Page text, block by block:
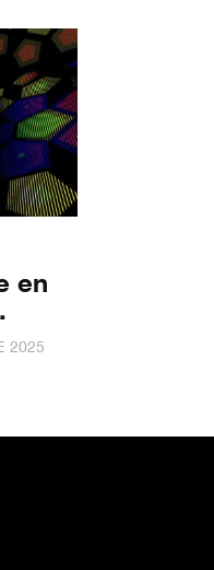
en
2025